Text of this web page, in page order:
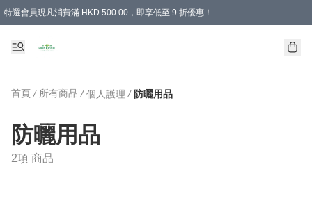
特選會員現凡消費滿 HKD 500.00，即享低至 9 折優惠！
首頁 / 所有商品 / 個人護理 / 防曬用品
防曬用品
2項 商品